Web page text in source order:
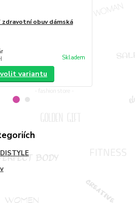
zdravotní obuv dámská
Skladem
variantu
1 190 Kč
983 Kčbez